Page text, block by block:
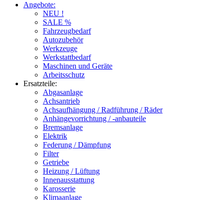
Angebote:
NEU !
SALE %
Fahrzeugbedarf
Autozubehör
Werkzeuge
Werkstattbedarf
Maschinen und Geräte
Arbeitsschutz
Ersatzteile:
Abgasanlage
Achsantrieb
Achsaufhängung / Radführung / Räder
Anhängevorrichtung / -anbauteile
Bremsanlage
Elektrik
Federung / Dämpfung
Filter
Getriebe
Heizung / Lüftung
Innenausstattung
Karosserie
Klimaanlage